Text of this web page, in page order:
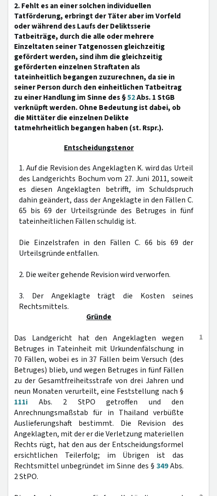
2. Fehlt es an einer solchen individuellen
Tatförderung, erbringt der Täter aber im Vorfeld
oder während des Laufs der Deliktsserie
Tatbeiträge, durch die alle oder mehrere
Einzeltaten seiner Tatgenossen gleichzeitig
gefördert werden, sind ihm die gleichzeitig
geförderten einzelnen Straftaten als
tateinheitlich begangen zuzurechnen, da sie in
seiner Person durch den einheitlichen Tatbeitrag
zu einer Handlung im Sinne des §52Abs. 1 StGB
verknüpft werden. Ohne Bedeutung ist dabei, ob
die Mittäter die einzelnen Delikte
tatmehrheitlich begangen haben (st. Rspr.).
Entscheidungstenor
1. Auf die Revision des Angeklagten K. wird das Urteil
des Landgerichts Bochum vom 27. Juni 2011, soweit
es diesen Angeklagten betrifft, im Schuldspruch
dahin geändert, dass der Angeklagte in den Fällen C.
65 bis 69 der Urteilsgründe des Betruges in fünf
tateinheitlichen Fällen schuldig ist.
Die Einzelstrafen in den Fällen C. 66 bis 69 der
Urteilsgründe entfallen.
2. Die weiter gehende Revision wird verworfen.
3. Der Angeklagte trägt die Kosten seines
Rechtsmittels.
Gründe
1
Das Landgericht hat den Angeklagten wegen
Betruges in Tateinheit mit Urkundenfälschung in
70 Fällen, wobei es in 37 Fällen beim Versuch (des
Betruges) blieb, und wegen Betruges in fünf Fällen
zu der Gesamtfreiheitsstrafe von drei Jahren und
neun Monaten verurteilt, eine Feststellung nach §
111i Abs. 2 StPO getroffen und den
Anrechnungsmaßstab für in Thailand verbüßte
Auslieferungshaft bestimmt. Die Revision des
Angeklagten, mit der er die Verletzung materiellen
Rechts rügt, hat den aus der Entscheidungsformel
ersichtlichen Teilerfolg; im Übrigen ist das
Rechtsmittel unbegründet im Sinne des § 349Abs.
2 StPO.